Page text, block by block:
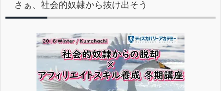
さぁ、社会的奴隷から抜け出そう